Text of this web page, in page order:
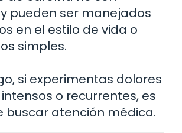
pueden ser manejados
en el estilo de vida o
simples.
si experimentas dolores
o recurrentes, es
buscar atención médica.